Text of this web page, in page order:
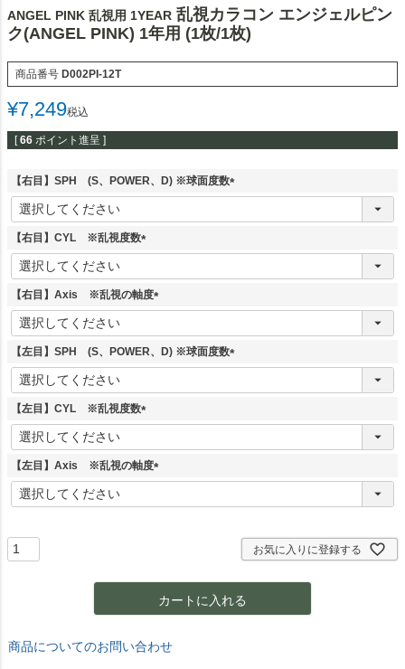
ANGEL PINK 乱視用 1YEAR 乱視カラコン エンジェルピン
ク(ANGEL PINK) 1年用 (1枚/1枚)
商品番号 D002PI-12T
¥7,249税込
[ 66 ポイント進呈 ]
【右目】SPH (S、POWER、D) ※球面度数
(
【右目】CYL ※乱視度数
(
須
【右目】Axis ※乱視の軸度
(
須
【左目】SPH (S、POWER、D) ※球面度数
(
【左目】CYL ※乱視度数
(
須
【左目】Axis ※乱視の軸度
(
お気に入りに登録する
カートに入れる
商品についてのお問い合わせ